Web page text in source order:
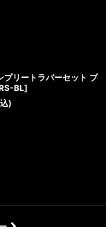
プリートラバーセット ブ
BL]
)